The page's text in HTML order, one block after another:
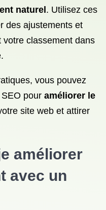
naturel . Utilisez ces
des ajustements et
classement dans
vous pouvez
pour améliorer le
site web et attirer
améliorer
avec un